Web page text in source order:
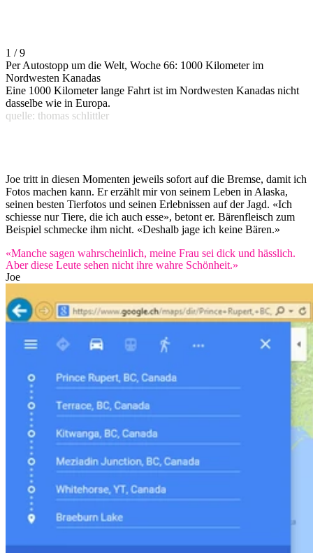
1 / 9
Per Autostopp um die Welt, Woche 66: 1000 Kilometer im
Nordwesten Kanadas
Eine 1000 Kilometer lange Fahrt ist im Nordwesten Kanadas nicht
dasselbe wie in Europa.
quelle: thomas schlittler
Joe tritt in diesen Momenten jeweils sofort auf die Bremse, damit ich
Fotos machen kann. Er erzählt mir von seinem Leben in Alaska,
seinen besten Tierfotos und seinen Erlebnissen auf der Jagd. «Ich
schiesse nur Tiere, die ich auch esse», betont er. Bärenfleisch zum
Beispiel schmecke ihm nicht. «Deshalb jage ich keine Bären.»
«Manche sagen wahrscheinlich, meine Frau sei dick und hässlich.
Aber diese Leute sehen nicht ihre wahre Schönheit.»
Joe